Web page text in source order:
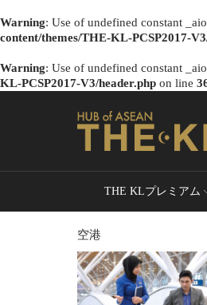
Warning: Use of undefined constant
content/themes/THE-KL-PCSP2017-
Warning: Use of undefined constant
KL-PCSP2017-V3/header.php on line
THE KLプレミアム
空港